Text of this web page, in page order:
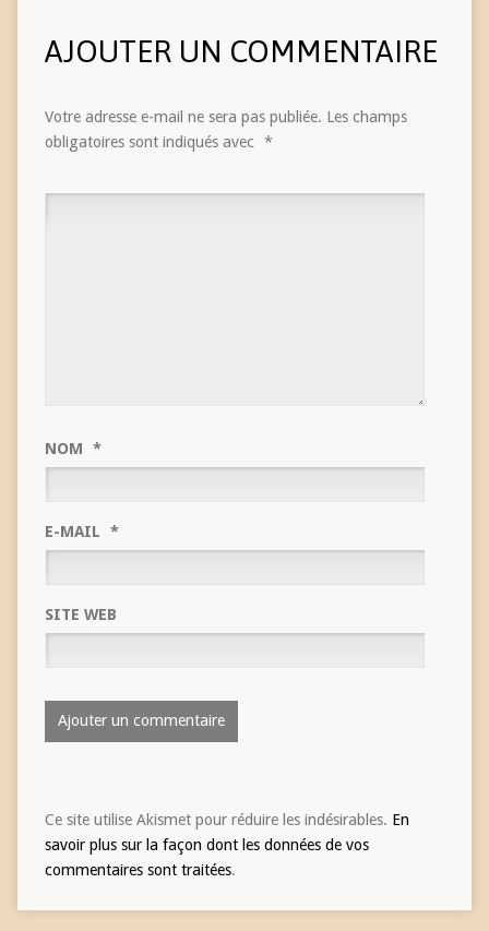
AJOUTER UN COMMENTAIRE
Votre adresse e-mail ne sera pas publiée. Les champs
obligatoires sont indiqués avec *
NOM *
E-MAIL *
SITE WEB
Ce site utilise Akismet pour réduire les indésirables. En
savoir plus sur la façon dont les données de vos
commentaires sont traitées.